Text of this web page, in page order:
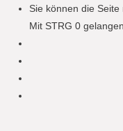
Sie können die
Mit STRG 0